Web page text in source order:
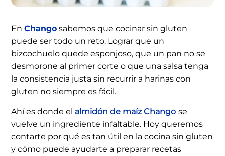
EnChango sabemos que cocinar sin gluten
puede ser todo un reto. Lograr que un
bizcochuelo quede esponjoso, que un pan no se
desmorone al primer corte o que una salsa tenga
la consistencia justa sin recurrir a harinas con
gluten no siempre es fácil.
Ahí es donde el almidón de maíz Chango se
vuelve un ingrediente infaltable. Hoy queremos
contarte por qué es tan útil en la cocina sin gluten
y cómo puede ayudarte a preparar recetas